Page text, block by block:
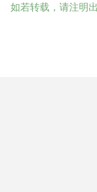
如若转载，请注明